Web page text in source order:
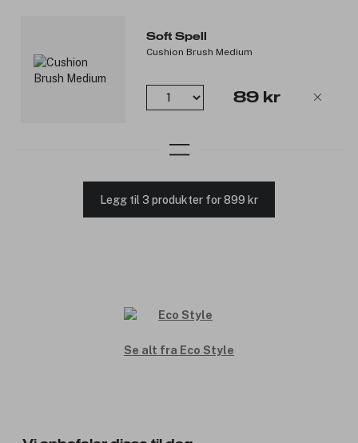
Soft Spell
Cushion Brush Medium
89 kr
Legg til 3 produkter for 899 kr
Se alt fra Eco Style